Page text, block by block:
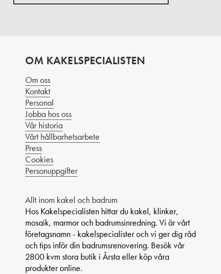
OM KAKELSPECIALISTEN
Om oss
Kontakt
Personal
Jobba hos oss
Vår historia
Vårt hållbarhetsarbete
Press
Cookies
Personuppgifter
Allt inom kakel och badrum
Hos Kakelspecialisten hittar du kakel, klinker,
mosaik, marmor och badrumsinredning. Vi är vårt
företagsnamn - kakelspecialister och vi ger dig råd
och tips inför din badrumsrenovering. Besök vår
2800 kvm stora butik i Årsta eller köp våra
produkter online.